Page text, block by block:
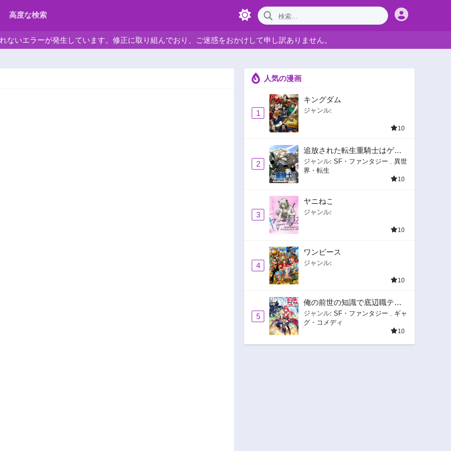
高度な検索
ないエラーが発生しています。修正に取り組んでおり、ご迷惑をおかけして申し訳ありません。
人気の漫画
1
キングダム
ジャンル:
10
2
追放された転生重騎士はゲー
ム知識で無双する
ジャンル: SF・ファンタジー
異世
界・転生
10
3
ヤニねこ
ジャンル:
10
4
ワンピース
ジャンル:
10
5
俺の前世の知識で底辺職テイ
マーが上級職になってしまい
そうな件
ジャンル: SF・ファンタジー , ギャ
グ・コメディ
10